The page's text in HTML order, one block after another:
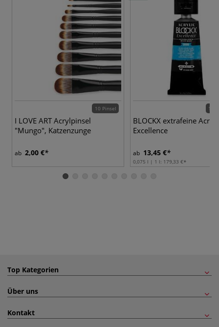
10 Pinsel
I LOVE ART Acrylpinsel
"Mungo", Katzenzunge
ab 2,00 €
112
BLOCKX extrafeine
Excellence
ab 13,45 €
0,075 l | 1 l: 179,33 €
Top Kategorien
Über uns
Kontakt